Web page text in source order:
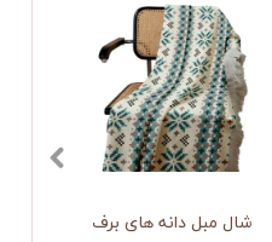
شال مبل دانه های برف